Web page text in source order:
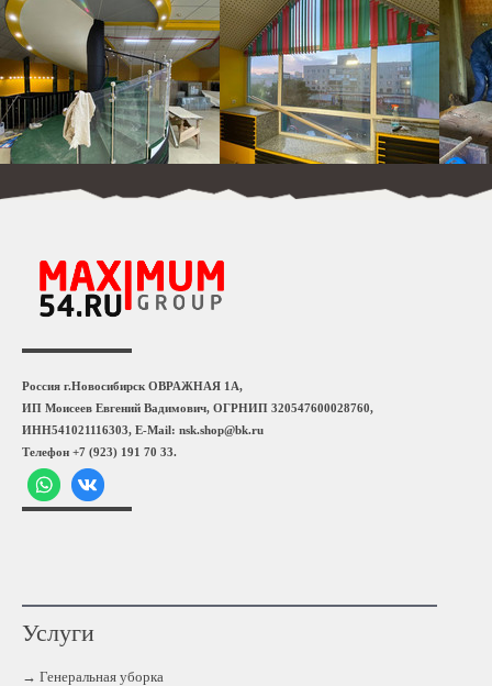
Россия г.Новосибирск ОВРАЖНАЯ 1А,
ИП Моисеев Евгений Вадимович, ОГРНИП 320547600028760,
ИНН541021116303, E-Mail: nsk.shop@bk.ru
Телефон +7 (923) 191 70 33.
Услуги
→ Генеральная уборка